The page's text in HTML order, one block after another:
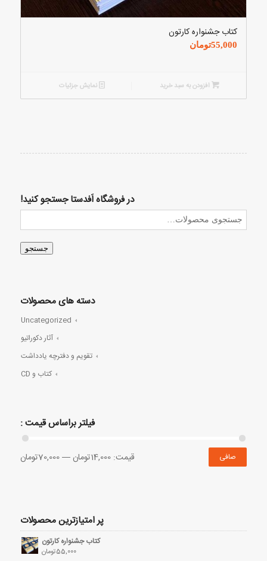
کتاب جشنواره کارتون
55,000تومان
افزودن به سبد خرید نمایش جزئیات
در فروشگاه اَفدستا جستجو کنید!
جستجو
دسته های محصولات
Uncategorized
آثار دکوراتیو
تقویم و دفترچه یادداشت
کتاب و CD
فیلتر براساس قیمت :
صافی قيمت:14,000تومان —70,000تومان
پر امتیازترین محصولات
کتاب جشنواره کارتون
55,000تومان